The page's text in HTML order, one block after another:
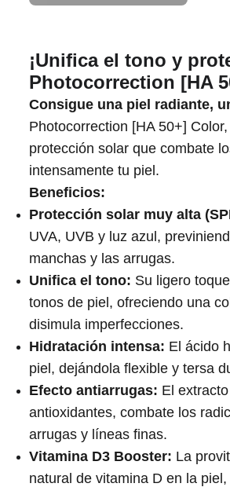
¡Unifica el tono y
Photocorrection [HA
Consigue una piel radiante,
Photocorrection [HA 50+]
protección solar que combate
intensamente tu piel.
Beneficios:
Protección solar muy alta
UVA, UVB y luz azul,
manchas y las arrugas.
Unifica el tono: Su ligero
tonos de piel, ofreciendo una
disimula imperfecciones.
Hidratación intensa: El ácido
piel, dejándola flexible y tersa
Efecto antiarrugas: El
antioxidantes, combate los
arrugas y líneas finas.
Vitamina D3 Booster: La
natural de vitamina D en la